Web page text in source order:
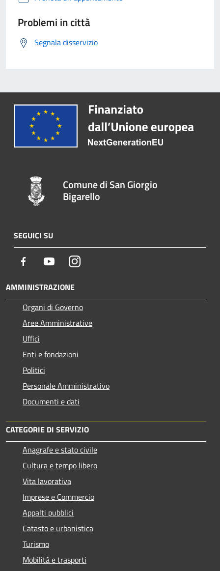
Problemi in città
Segnala disservizio
Comune di San Giorgio
Bigarello
SEGUICI SU
Facebook YoutubeInstagram
AMMINISTRAZIONE
Organi di Governo
Aree Amministrative
Uffici
Enti e fondazioni
Politici
Personale Amministrativo
Documenti e dati
CATEGORIE DI SERVIZIO
Anagrafe e stato civile
Cultura e tempo libero
Vita lavorativa
Imprese e Commercio
Appalti pubblici
Catasto e urbanistica
Turismo
Mobilità e trasporti